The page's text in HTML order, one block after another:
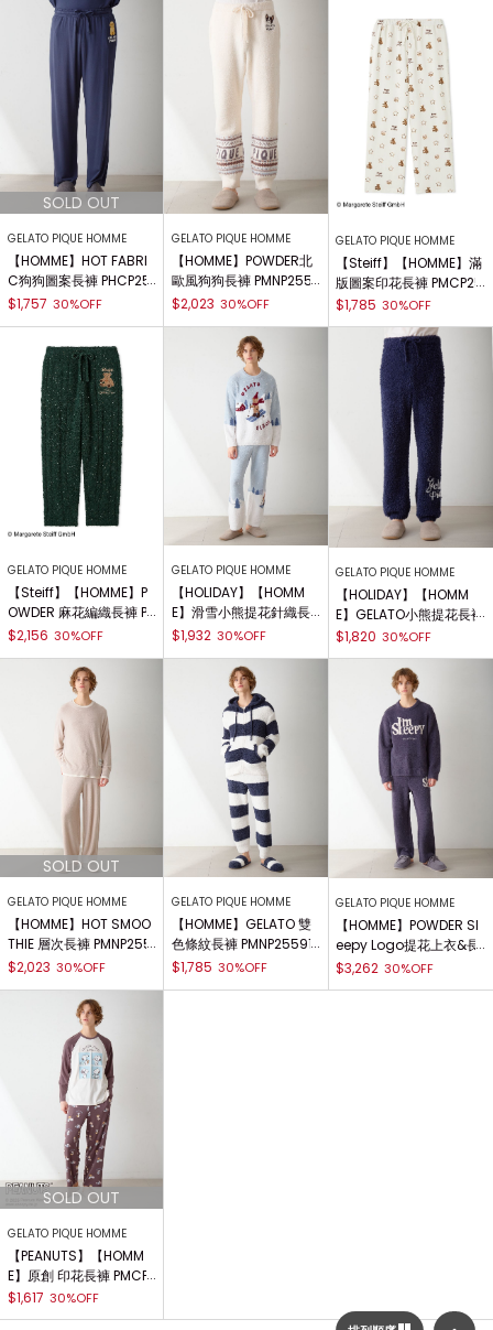
GELATO PIQUE HOMME
【HOMME】HOT FABRI
C狗狗圖案長褲 PHCP25
5947
$1,757 30%OFF
GELATO PIQUE HOMME
【HOMME】POWDER北
歐風狗狗長褲 PMNP255
944
$2,023 30%OFF
GELATO PIQUE HOMME
【Steiff】【HOMME】滿
版圖案印花長褲 PMCP25
5275
$1,785 30%OFF
GELATO PIQUE HOMME
【Steiff】【HOMME】P
OWDER 麻花編織長褲 P
MNP255039
$2,156 30%OFF
GELATO PIQUE HOMME
【HOLIDAY】【HOMM
E】滑雪小熊提花針織長
褲 PMNP255127
$1,932 30%OFF
GELATO PIQUE HOMME
【HOLIDAY】【HOMM
E】GELATO小熊提花長褲
PMNP255078
$1,820 30%OFF
GELATO PIQUE HOMME
【HOMME】HOT SMOO
THIE 層次長褲 PMNP255
094
$2,023 30%OFF
GELATO PIQUE HOMME
【HOMME】GELATO 雙
色條紋長褲 PMNP25591
0
$1,785 30%OFF
GELATO PIQUE HOMME
【HOMME】POWDER Sl
eepy Logo提花上衣&長
褲SET PMNT255043
$3,262 30%OFF
GELATO PIQUE HOMME
【PEANUTS】【HOMM
E】原創 印花長褲 PMCP
255247
$1,617 30%OFF